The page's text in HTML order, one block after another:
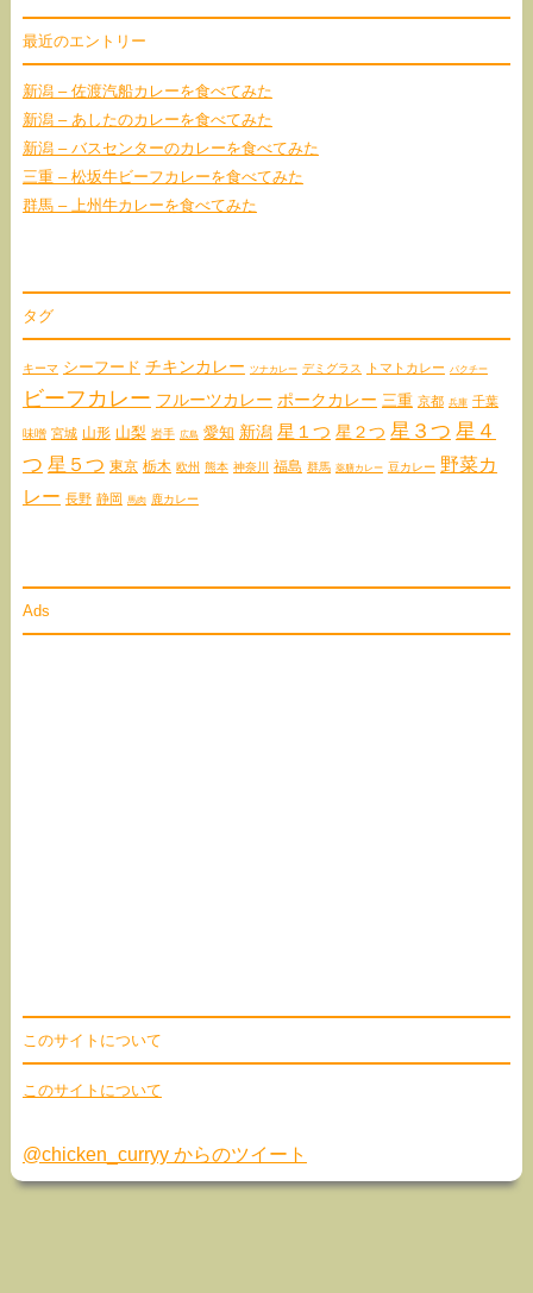
最近のエントリー
新潟 – 佐渡汽船カレーを食べてみた
新潟 – あしたのカレーを食べてみた
新潟 – バスセンターのカレーを食べてみた
三重 – 松坂牛ビーフカレーを食べてみた
群馬 – 上州牛カレーを食べてみた
タグ
キーマ シーフード チキンカレー ツナカレー デミグラス トマトカレー パクチー
ビーフカレー フルーツカレー ポークカレー 三重 京都 兵庫 千葉
味噌 宮城 山形 山梨 岩手 広島 愛知 新潟 星１つ 星２つ 星３つ 星４
つ 星５つ 東京 栃木 欧州 熊本 神奈川 福島 群馬 薬膳カレー 豆カレー 野菜カ
レー 長野 静岡 馬肉 鹿カレー
Ads
このサイトについて
このサイトについて
@chicken_curryy からのツイート